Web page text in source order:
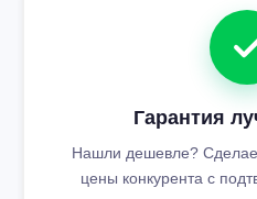
Гарантия
Нашли дешевле?
цены конкурента с